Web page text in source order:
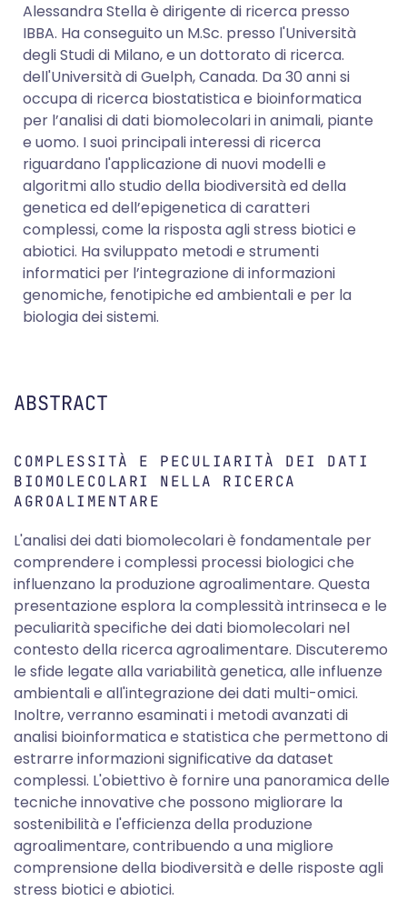
Alessandra Stella è dirigente di ricerca presso
IBBA. Ha conseguito un M.Sc. presso l'Università
degli Studi di Milano, e un dottorato di ricerca.
dell'Università di Guelph, Canada. Da 30 anni si
occupa di ricerca biostatistica e bioinformatica
per l’analisi di dati biomolecolari in animali, piante
e uomo. I suoi principali interessi di ricerca
riguardano l'applicazione di nuovi modelli e
algoritmi allo studio della biodiversità ed della
genetica ed dell’epigenetica di caratteri
complessi, come la risposta agli stress biotici e
abiotici. Ha sviluppato metodi e strumenti
informatici per l’integrazione di informazioni
genomiche, fenotipiche ed ambientali e per la
biologia dei sistemi.
ABSTRACT
COMPLESSITÀ E PECULIARITÀ DEI DATI
BIOMOLECOLARI NELLA RICERCA
AGROALIMENTARE
L'analisi dei dati biomolecolari è fondamentale per
comprendere i complessi processi biologici che
influenzano la produzione agroalimentare. Questa
presentazione esplora la complessità intrinseca e le
peculiarità specifiche dei dati biomolecolari nel
contesto della ricerca agroalimentare. Discuteremo
le sfide legate alla variabilità genetica, alle influenze
ambientali e all'integrazione dei dati multi-omici.
Inoltre, verranno esaminati i metodi avanzati di
analisi bioinformatica e statistica che permettono di
estrarre informazioni significative da dataset
complessi. L'obiettivo è fornire una panoramica delle
tecniche innovative che possono migliorare la
sostenibilità e l'efficienza della produzione
agroalimentare, contribuendo a una migliore
comprensione della biodiversità e delle risposte agli
stress biotici e abiotici.